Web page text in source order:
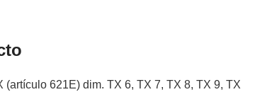
621E) dim. TX 6, TX 7, TX 8, TX 9, TX